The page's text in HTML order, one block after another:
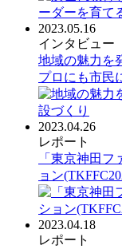
2023.05.16
インタビュー
地域の魅力を
プロにも市民
2023.04.26
レポート
「東京神田
ョン
2023.04.18
レポート